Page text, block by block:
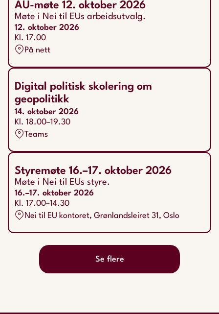
AU-møte 12. oktober 2026
Møte i Nei til EUs arbeidsutvalg.
12. oktober 2026
Kl. 17.00
På nett
Digital politisk skolering om
geopolitikk
14. oktober 2026
Kl. 18.00–19.30
Teams
Styremøte 16.–17. oktober 2026
Møte i Nei til EUs styre.
16.–17. oktober 2026
Kl. 17.00–14.30
Nei til EU kontoret, Grønlandsleiret 31, Oslo
Se flere